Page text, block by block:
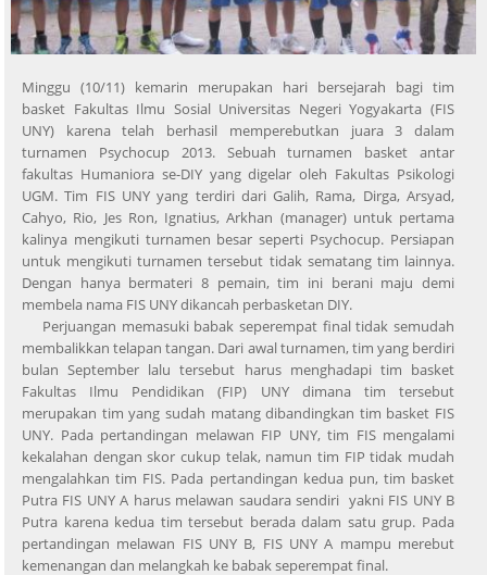
Minggu (10/11) kemarin merupakan hari bersejarah bagi tim
basket Fakultas Ilmu Sosial Universitas Negeri Yogyakarta (FIS
UNY) karena telah berhasil memperebutkan juara 3 dalam
turnamen Psychocup 2013. Sebuah turnamen basket antar
fakultas Humaniora se-DIY yang digelar oleh Fakultas Psikologi
UGM. Tim FIS UNY yang terdiri dari Galih, Rama, Dirga, Arsyad,
Cahyo, Rio, Jes Ron, Ignatius, Arkhan (manager) untuk pertama
kalinya mengikuti turnamen besar seperti Psychocup. Persiapan
untuk mengikuti turnamen tersebut tidak sematang tim lainnya.
Dengan hanya bermateri 8 pemain, tim ini berani maju demi
membela nama FIS UNY dikancah perbasketan DIY.
Perjuangan memasuki babak seperempat final tidak semudah
membalikkan telapan tangan. Dari awal turnamen, tim yang berdiri
bulan September lalu tersebut harus menghadapi tim basket
Fakultas Ilmu Pendidikan (FIP) UNY dimana tim tersebut
merupakan tim yang sudah matang dibandingkan tim basket FIS
UNY. Pada pertandingan melawan FIP UNY, tim FIS mengalami
kekalahan dengan skor cukup telak, namun tim FIP tidak mudah
mengalahkan tim FIS. Pada pertandingan kedua pun, tim basket
Putra FIS UNY A harus melawan saudara sendiri yakni FIS UNY B
Putra karena kedua tim tersebut berada dalam satu grup. Pada
pertandingan melawan FIS UNY B, FIS UNY A mampu merebut
kemenangan dan melangkah ke babak seperempat final.